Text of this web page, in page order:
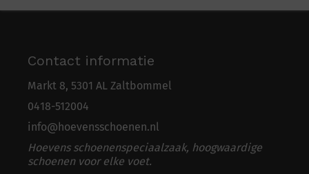
Contact informatie
Markt 8, 5301 AL Zaltbommel
0418-512004
info@hoevensschoenen.nl
Hoevens schoenenspeciaalzaak, hoogwaardige
schoenen voor elke voet.